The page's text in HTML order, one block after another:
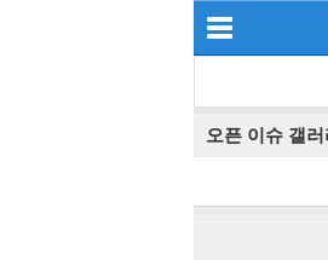
오픈 이슈 갤러